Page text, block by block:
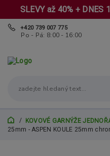
SLEVY až 40% + DNES
+420 739 007 775
Po - Pá: 8:00 - 16:00
KOVOVÉ GARNÝŽE
25mm - ASPEN KOULE 25mm